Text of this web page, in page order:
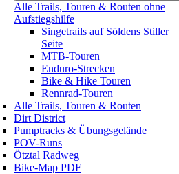
Alle Trails, Touren & Routen ohne
Aufstiegshilfe
Singetrails auf Söldens Stiller
Seite
MTB-Touren
Enduro-Strecken
Bike & Hike Touren
Rennrad-Touren
Alle Trails, Touren & Routen
Dirt District
Pumptracks & Übungsgelände
POV-Runs
Ötztal Radweg
Bike-Map PDF